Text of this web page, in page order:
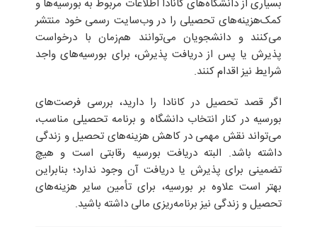
بسیاری از دانشگاه‌های کانادا اطلاعات مربوط به بورسیه‌ها و
کمک‌هزینه‌های تحصیلی را در وب‌سایت رسمی خود منتشر
می‌کنند و دانشجویان می‌توانند هم‌زمان با درخواست
پذیرش یا پس از دریافت پذیرش، برای بورسیه‌های واجد
شرایط نیز اقدام کنند.
اگر قصد تحصیل در کانادا را دارید، بررسی فرصت‌های
بورسیه در کنار انتخاب دانشگاه و برنامه تحصیلی مناسب،
می‌تواند نقش مهمی در کاهش هزینه‌های تحصیل و زندگی
داشته باشد. البته دریافت بورسیه رقابتی است و هیچ
تضمینی برای پذیرش یا دریافت آن وجود ندارد؛ بنابراین
بهتر است علاوه بر بورسیه، برای تأمین سایر هزینه‌های
تحصیل و زندگی نیز برنامه‌ریزی مالی داشته باشید.